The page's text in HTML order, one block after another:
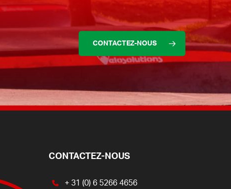
CONTACTEZ-NOUS
CONTACTEZ-NOUS
+ 31 (0) 6 5266 4656